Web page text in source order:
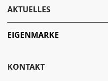
KONTAKT
AKTUELLES
EIGENMARKE